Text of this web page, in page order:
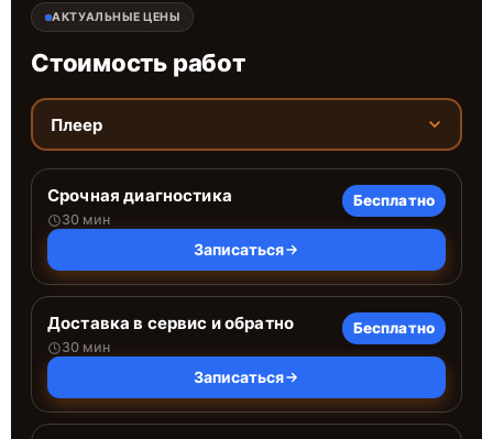
АКТУАЛЬНЫЕ ЦЕНЫ
Стоимость работ
Плеер
Срочная диагностика
30 мин
Бесплатно
Записаться
Доставка в сервис и обратно
30 мин
Бесплатно
Записаться